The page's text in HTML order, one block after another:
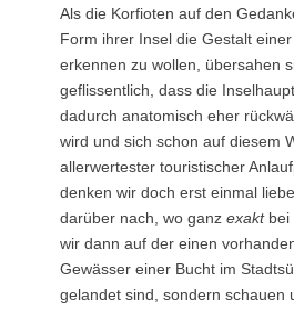
Als die Korfioten auf den
Form ihrer Insel die Gestalt
erkennen zu wollen, übersahen
geflissentlich, dass die
dadurch anatomisch eher
wird und sich schon auf diesem
allerwertester touristischer
denken wir doch erst einmal
darüber nach, wo ganz exaktbei
wir dann auf der einen
Gewässer einer Bucht im
gelandet sind, sondern schauen